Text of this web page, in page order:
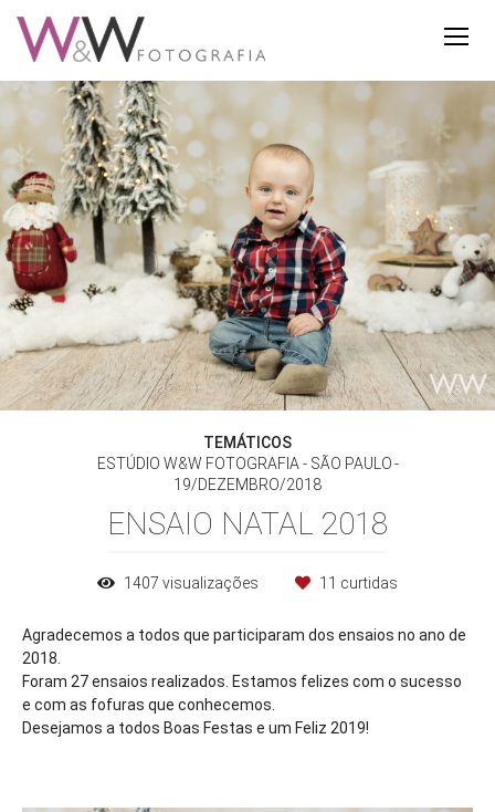
TEMÁTICOS
ESTÚDIO W&W FOTOGRAFIA - SÃO PAULO
19/DEZEMBRO/2018
ENSAIO NATAL 2018
1407 visualizações 11 curtidas
Agradecemos a todos que participaram dos ensaios no ano de
2018.
Foram 27 ensaios realizados. Estamos felizes com o sucesso
e com as fofuras que conhecemos.
Desejamos a todos Boas Festas e um Feliz 2019!